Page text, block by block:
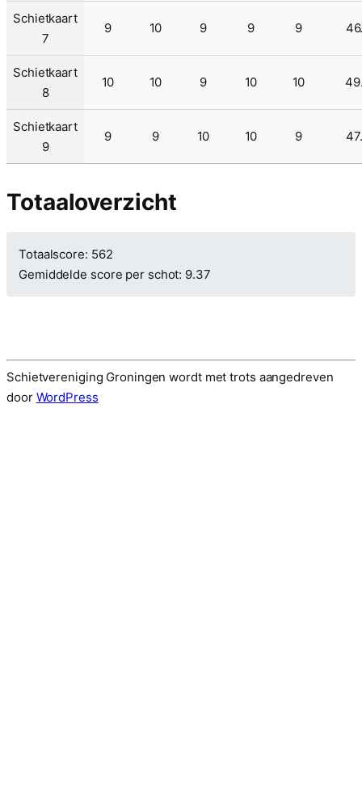
Schietkaart
7
9 10 9 9 9
Schietkaart
8
10 10 9 10 10
Schietkaart
9
9 9 10 10 9
Totaaloverzicht
Totaalscore: 562
Gemiddelde score per schot: 9.37
Schietvereniging Groningen wordt met trots aangedreven
door WordPress